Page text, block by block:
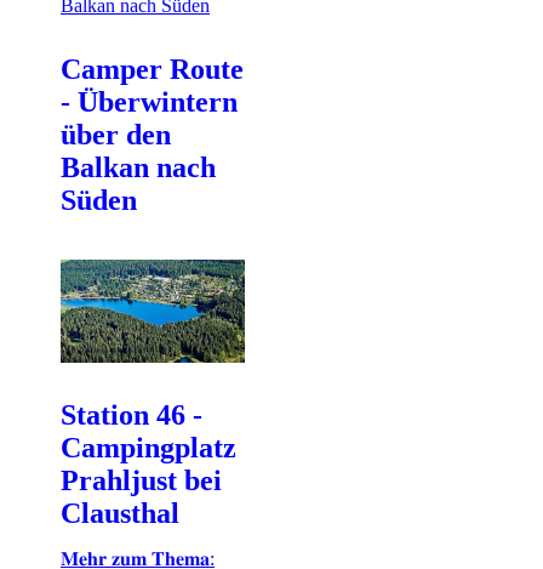
Camper Route
- Überwintern
über den
Balkan nach
Süden
Station 46 -
Campingplatz
Prahljust bei
Clausthal
𝐌𝐞𝐡𝐫 𝐳𝐮𝐦 𝐓𝐡𝐞𝐦𝐚: